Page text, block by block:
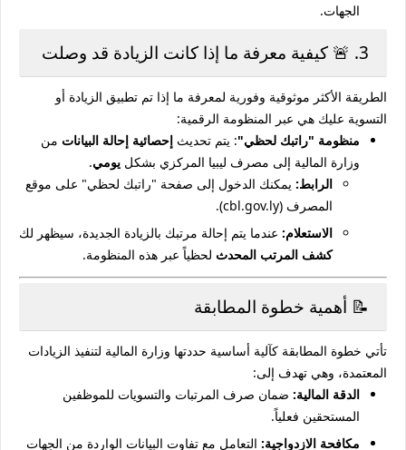
الجهات.
3. 🚨 كيفية معرفة ما إذا كانت الزيادة قد وصلت
الطريقة الأكثر موثوقية وفورية لمعرفة ما إذا تم تطبيق الزيادة أو
التسوية عليك هي عبر المنظومة الرقمية:
منظومة "راتبك لحظي": يتم تحديث إحصائية إحالة البيانات من
وزارة المالية إلى مصرف ليبيا المركزي بشكل يومي.
الرابط: يمكنك الدخول إلى صفحة "راتبك لحظي" على موقع
المصرف (cbl.gov.ly).
الاستعلام: عندما يتم إحالة مرتبك بالزيادة الجديدة، سيظهر لك
كشف المرتب المحدث لحظياً عبر هذه المنظومة.
📝 أهمية خطوة المطابقة
تأتي خطوة المطابقة كآلية أساسية حددتها وزارة المالية لتنفيذ الزيادات
المعتمدة، وهي تهدف إلى:
الدقة المالية: ضمان صرف المرتبات والتسويات للموظفين
المستحقين فعلياً.
مكافحة الازدواجية: التعامل مع تفاوت البيانات الواردة من الجهات